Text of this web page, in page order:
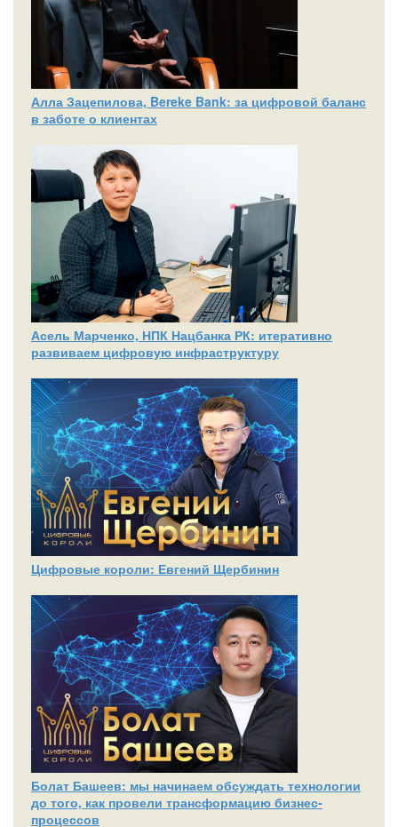
Алла Зацепилова, Bereke Bank: за цифровой баланс
в заботе о клиентах
Асель Марченко, НПК Нацбанка РК: итеративно
развиваем цифровую инфраструктуру
Цифровые короли: Евгений Щербинин
Болат Башеев: мы начинаем обсуждать технологии
до того, как провели трансформацию бизнес-
процессов